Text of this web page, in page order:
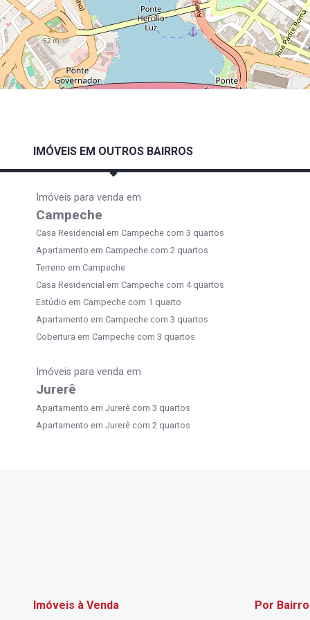
IMÓVEIS EM OUTROS BAIRROS
Imóveis para venda em
Campeche
Casa Residencial em Campeche com 3 quartos
Apartamento em Campeche com 2 quartos
Terreno em Campeche
Casa Residencial em Campeche com 4 quartos
Estúdio em Campeche com 1 quarto
Apartamento em Campeche com 3 quartos
Cobertura em Campeche com 3 quartos
Imóveis para venda em
Jurerê
Apartamento em Jurerê com 3 quartos
Apartamento em Jurerê com 2 quartos
Imóveis à Venda
Por